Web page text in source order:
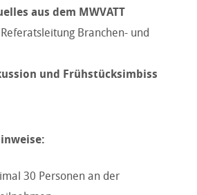
aus dem MWVATT
Branchen- und
und Frühstücksimbiss
30 Personen an der